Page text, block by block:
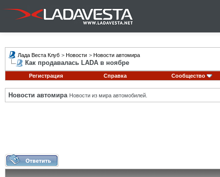
Лада Веста Клуб > Новости > Новости автомира
Как продавалась LADA в ноябре
Регистрация Справка Сообщество
Новости автомира Новости из мира автомобилей.